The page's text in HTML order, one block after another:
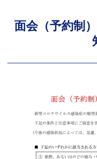
面会（予約制